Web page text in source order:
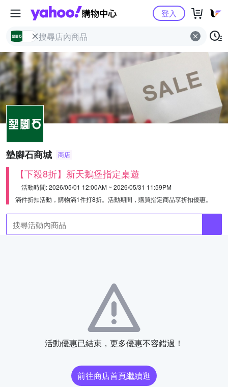
Yahoo購物中心
登入
墊腳石商城 商店
【下殺8折】新天鵝堡指定桌遊
活動時間: 2026/05/01 12:00AM ~ 2026/05/31 11:59PM
滿件折扣活動，購物滿1件打8折。 活動期間，購買指定商品享折扣優惠。
活動優惠已結束，更多優惠不容錯過！
前往商店首頁繼續逛